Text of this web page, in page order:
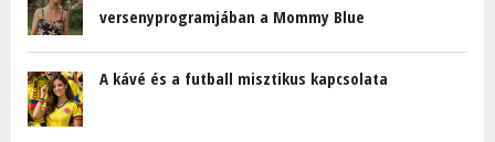
versenyprogramjában a Mommy Blue
A kávé és a futball misztikus kapcsolata